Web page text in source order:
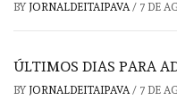
BY JORNALDEITAIPAVA/ 7 DE
ÚLTIMOS DIAS PARA
BY JORNALDEITAIPAVA/ 7 DE